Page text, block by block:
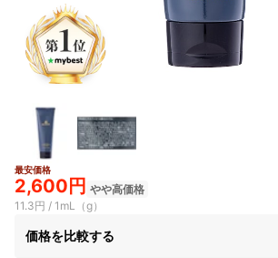
最安価格
2,600円 やや高価格
11.3円 / 1mL（g）
価格を比較する